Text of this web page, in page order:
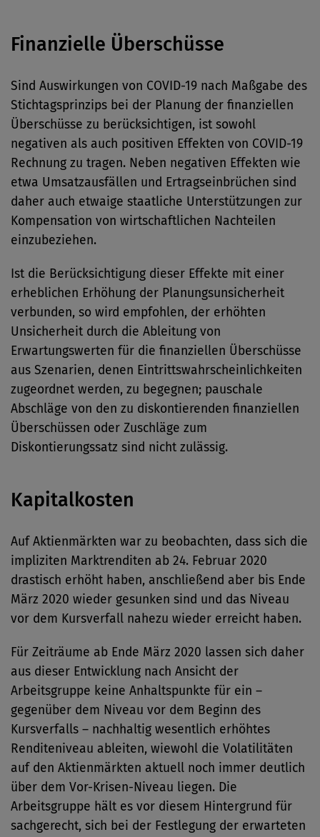
Finanzielle Überschüsse
Sind Auswirkungen von COVID-19 nach Maßgabe des
Stichtagsprinzips bei der Planung der finanziellen
Überschüsse zu berücksichtigen, ist sowohl
negativen als auch positiven Effekten von COVID-19
Rechnung zu tragen. Neben negativen Effekten wie
etwa Umsatzausfällen und Ertragseinbrüchen sind
daher auch etwaige staatliche Unterstützungen zur
Kompensation von wirtschaftlichen Nachteilen
einzubeziehen.
Ist die Berücksichtigung dieser Effekte mit einer
erheblichen Erhöhung der Planungsunsicherheit
verbunden, so wird empfohlen, der erhöhten
Unsicherheit durch die Ableitung von
Erwartungswerten für die finanziellen Überschüsse
aus Szenarien, denen Eintrittswahrscheinlichkeiten
zugeordnet werden, zu begegnen; pauschale
Abschläge von den zu diskontierenden finanziellen
Überschüssen oder Zuschläge zum
Diskontierungssatz sind nicht zulässig.
Kapitalkosten
Auf Aktienmärkten war zu beobachten, dass sich die
impliziten Marktrenditen ab 24. Februar 2020
drastisch erhöht haben, anschließend aber bis Ende
März 2020 wieder gesunken sind und das Niveau
vor dem Kursverfall nahezu wieder erreicht haben.
Für Zeiträume ab Ende März 2020 lassen sich daher
aus dieser Entwicklung nach Ansicht der
Arbeitsgruppe keine Anhaltspunkte für ein –
gegenüber dem Niveau vor dem Beginn des
Kursverfalls – nachhaltig wesentlich erhöhtes
Renditeniveau ableiten, wiewohl die Volatilitäten
auf den Aktienmärkten aktuell noch immer deutlich
über dem Vor-Krisen-Niveau liegen. Die
Arbeitsgruppe hält es vor diesem Hintergrund für
sachgerecht, sich bei der Festlegung der erwarteten